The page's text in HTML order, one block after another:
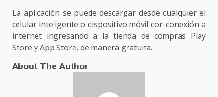
La aplicación se puede descargar desde cualquier el
celular inteligente o dispositivo móvil con conexión a
internet ingresando a la tienda de compras Play
Store y App Store, de manera gratuita.
About The Author